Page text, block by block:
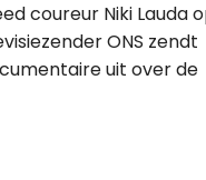
coureur Niki Lauda
ONS zendt
uit over de